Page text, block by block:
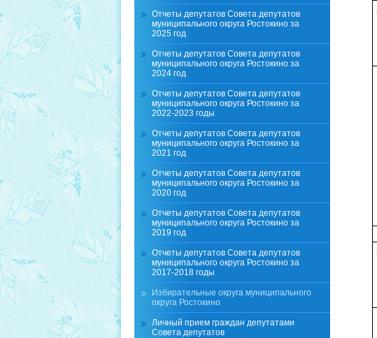
Отчеты депутатов Совета депутатов
муниципального округа Ростокино за
2025 год
Отчеты депутатов Совета депутатов
муниципального округа Ростокино за
2024 год
Отчеты депутатов Совета депутатов
муниципального округа Ростокино за
2022-2023 годы
Отчеты депутатов Совета депутатов
муниципального округа Ростокино за
2021 год
Отчеты депутатов Совета депутатов
муниципального округа Ростокино за
2020 год
Отчеты депутатов Совета депутатов
муниципального округа Ростокино за
2019 год
Отчеты депутатов Совета депутатов
муниципального округа Ростокино за
2017-2018 годы
Избирательные округа муниципального
округа Ростокино
Личный прием граждан депутатами
Совета депутатов